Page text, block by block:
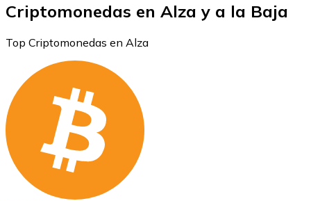
Criptomonedas en Alza y a la Baja
Top Criptomonedas en Alza